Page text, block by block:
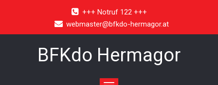
+++ Notruf 122 +++
webmaster@bfkdo-hermagor.at
BFKdo Hermagor